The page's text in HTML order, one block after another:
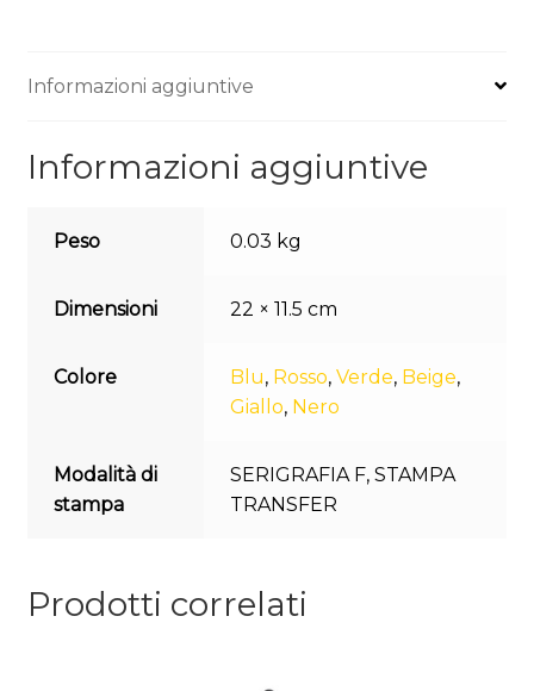
Informazioni aggiuntive
Informazioni aggiuntive
Peso 0.03 kg
Dimensioni 22 × 11.5 cm
Colore Blu, Rosso,Verde, Beige,
Giallo, Nero
Modalità di
stampa
SERIGRAFIA F,STAMPA
TRANSFER
Prodotti correlati